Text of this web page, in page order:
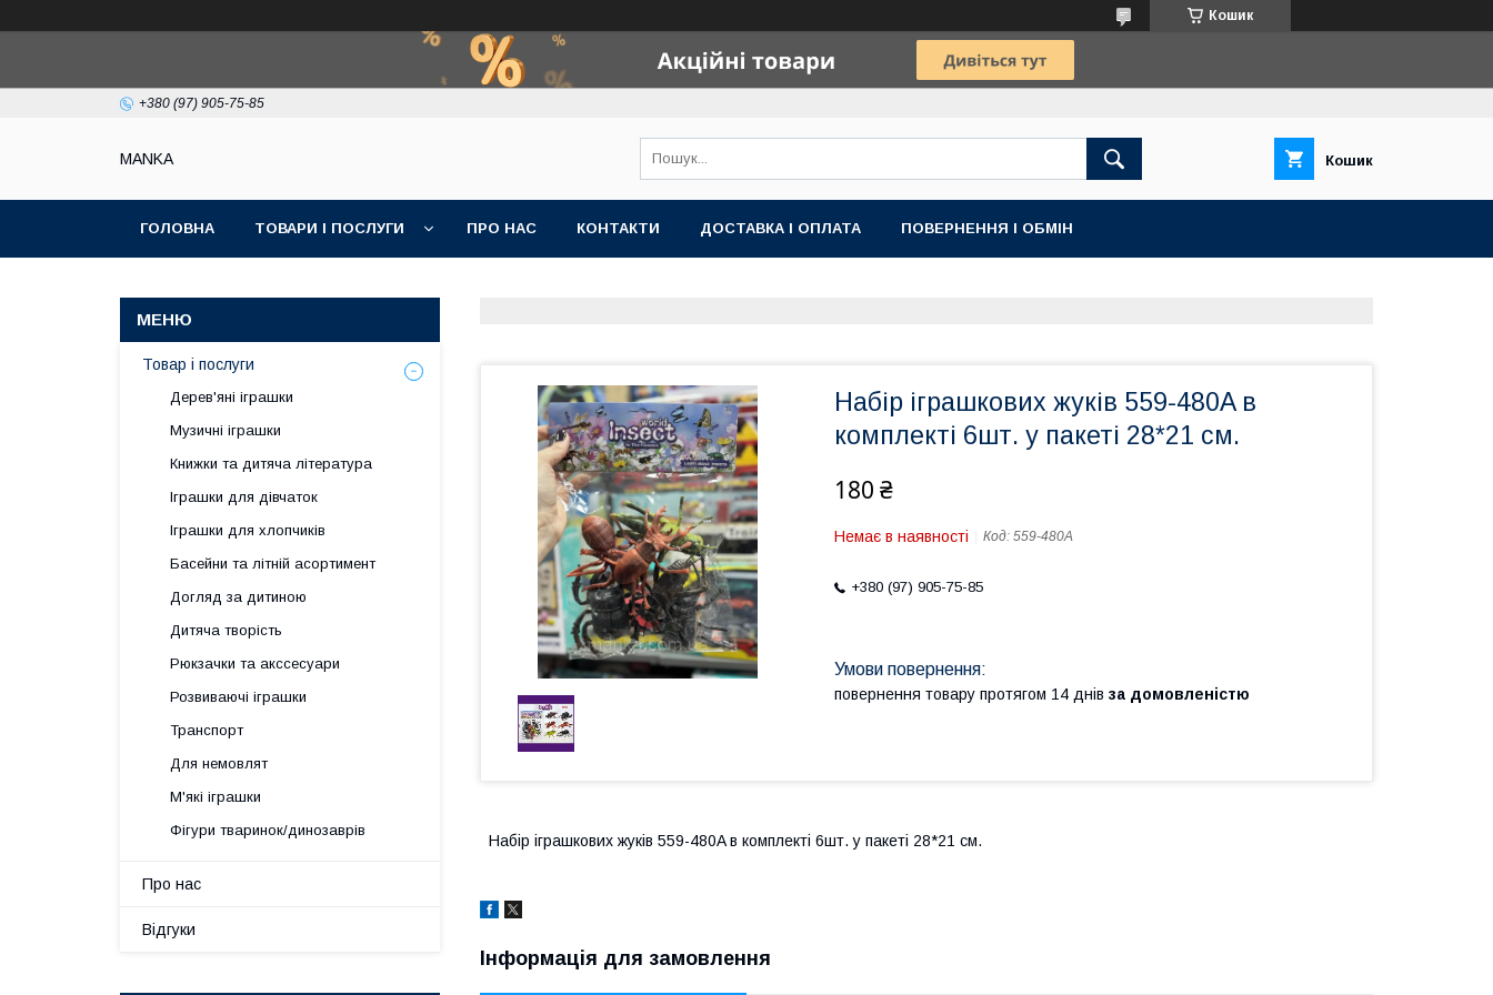
Кошик
+380 (97) 905-75-85
МАNKА Кошик
ГОЛОВНА ТОВАРИ І ПОСЛУГИ ПРО НАС КОНТАКТИ ДОСТАВКА І ОПЛАТА ПОВЕРНЕННЯ І ОБМІН
Набір іграшкових жуків 559-480A в
комплекті 6шт. у пакеті 28*21 см.
180 ₴
Немає в наявності Код: 559-480A
+380 (97) 905-75-85
повернення товару протягом 14 днів за домовленістю
Набір іграшкових жуків 559-480A в комплекті 6шт. у пакеті 28*21 см.
Інформація для замовлення
Товар і послуги
Дерев'яні іграшки
Музичні іграшки
Книжки та дитяча література
Іграшки для дівчаток
Іграшки для хлопчиків
Басейни та літній асортимент
Догляд за дитиною
Дитяча творість
Рюкзачки та акссесуари
Розвиваючі іграшки
Транспорт
Для немовлят
М'які іграшки
Фігури тваринок/динозаврів
Про нас
Відгуки